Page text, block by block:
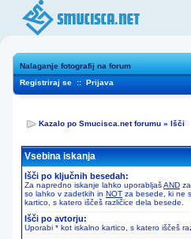
Nalaganje fotografij na forum
Registriraj se :: Prijava
Kazalo po Smucisca.net forumu » Išči
Vsebina iskanja
Išči po ključnih besedah:
Za napredno iskanje lahko uporabljašAND
so lahko v zadetkih in NOT za besede, ki ne
kartico, s katero iščeš različice dela besede.
Išči po avtorju:
Uporabi * kot iskalno kartico, s katero iščeš